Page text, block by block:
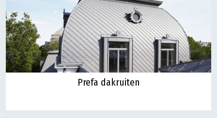
Prefa dakruiten